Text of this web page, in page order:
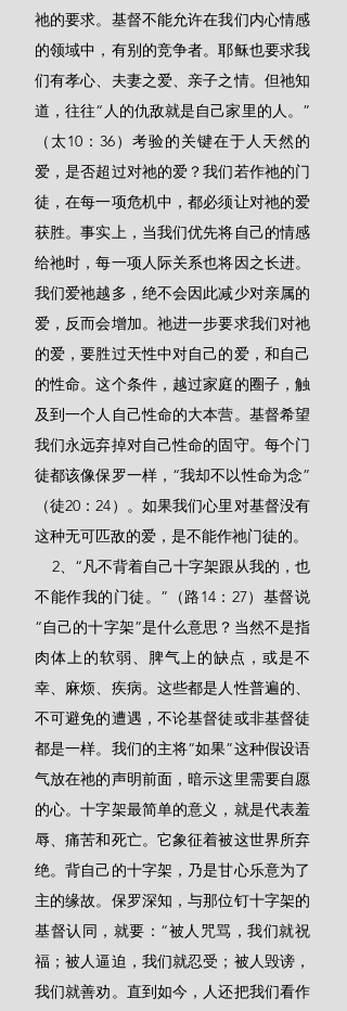
祂的要求。基督不能允许在我们内心情感
的领域中，有别的竞争者。耶稣也要求我
们有孝心、夫妻之爱、亲子之情。但祂知
道，往往“人的仇敌就是自己家里的人。”
（太10：36）考验的关键在于人天然的
爱，是否超过对祂的爱？我们若作祂的门
徒，在每一项危机中，都必须让对祂的爱
获胜。事实上，当我们优先将自己的情感
给祂时，每一项人际关系也将因之长进。
我们爱祂越多，绝不会因此减少对亲属的
爱，反而会增加。祂进一步要求我们对祂
的爱，要胜过天性中对自己的爱，和自己
的性命。这个条件，越过家庭的圈子，触
及到一个人自己性命的大本营。基督希望
我们永远弃掉对自己性命的固守。每个门
徒都该像保罗一样，“我却不以性命为念”
（徒20：24）。如果我们心里对基督没有
这种无可匹敌的爱，是不能作祂门徒的。
不能作我的门徒。”（路14：27）基督说
“自己的十字架”是什么意思？当然不是指
肉体上的软弱、脾气上的缺点，或是不
幸、麻烦、疾病。这些都是人性普遍的、
不可避免的遭遇，不论基督徒或非基督徒
都是一样。我们的主将“如果”这种假设语
气放在祂的声明前面，暗示这里需要自愿
的心。十字架最简单的意义，就是代表羞
辱、痛苦和死亡。它象征着被这世界所弃
绝。背自己的十字架，乃是甘心乐意为了
主的缘故。保罗深知，与那位钉十字架的
基督认同，就要：“被人咒骂，我们就祝
福；被人逼迫，我们就忍受；被人毁谤，
我们就善劝。直到如今，人还把我们看作